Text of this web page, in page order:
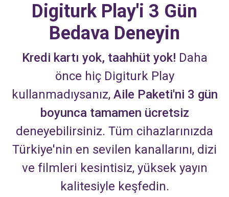
Digiturk Play'i 3 Gün
Bedava Deneyin
Kredi kartı yok, taahhüt yok! Daha
önce hiç Digiturk Play
kullanmadıysanız, Aile Paketi'ni 3 gün
boyunca tamamen ücretsiz
deneyebilirsiniz. Tüm cihazlarınızda
Türkiye'nin en sevilen kanallarını, dizi
ve filmleri kesintisiz, yüksek yayın
kalitesiyle keşfedin.